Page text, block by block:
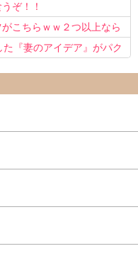
ぞ！！
こちらｗｗ２つ以上なら
た『妻のアイデア』がパク